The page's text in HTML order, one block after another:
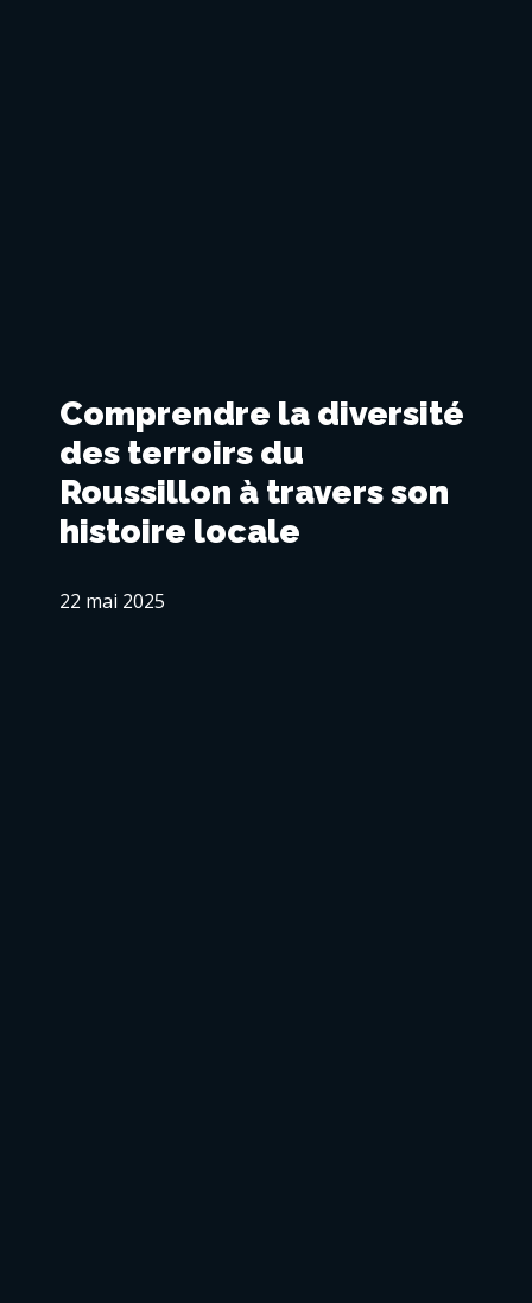
Comprendre la diversité
des terroirs du
Roussillon à travers son
histoire locale
22 mai 2025